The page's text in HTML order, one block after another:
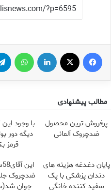
فیس بوک لینکدین واتس آپ
مطالب پیشنهادی
پرفروش ترین محصول
ضدچروک آلمانی
با وجود
دیگه دور
قرمز
پایان دغدغه هزینه های
دندان پزشکی با پک
سفید کننده خانگی
جوان